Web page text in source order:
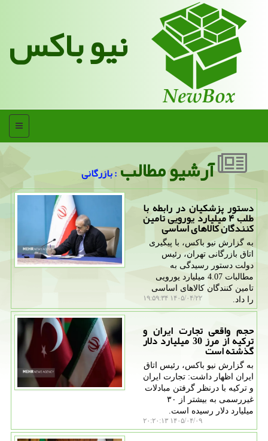
نیو باکس
منو
آرشیو مطالب: بازرگانی
دستور پزشکیان در رابطه با
طلب ۴ میلیارد یورویی تامین
کنندگان کالاهای اساسی
به گزارش نیو باکس، با پیگیری
اتاق بازرگانی تهران، رئیس
دولت دستور رسیدگی به
مطالبات 4.07 میلیارد یورویی
تامین کنندگان کالاهای اساسی
را داد.
۱۴۰۵/۰۴/۲۲ ۱۹:۵۹:۳۴
حجم واقعی تجارت ایران و
ترکیه از مرز 30 میلیارد دلار
گذشته است
به گزارش نیو باکس، رئیس اتاق
ایران اظهار داشت: تجارت ایران
و ترکیه با درنظر گرفتن مبادلات
غیررسمی به بیشتر از ۳۰
میلیارد دلار رسیده است.
۱۴۰۵/۰۴/۰۹ ۲۰:۲۰:۱۳